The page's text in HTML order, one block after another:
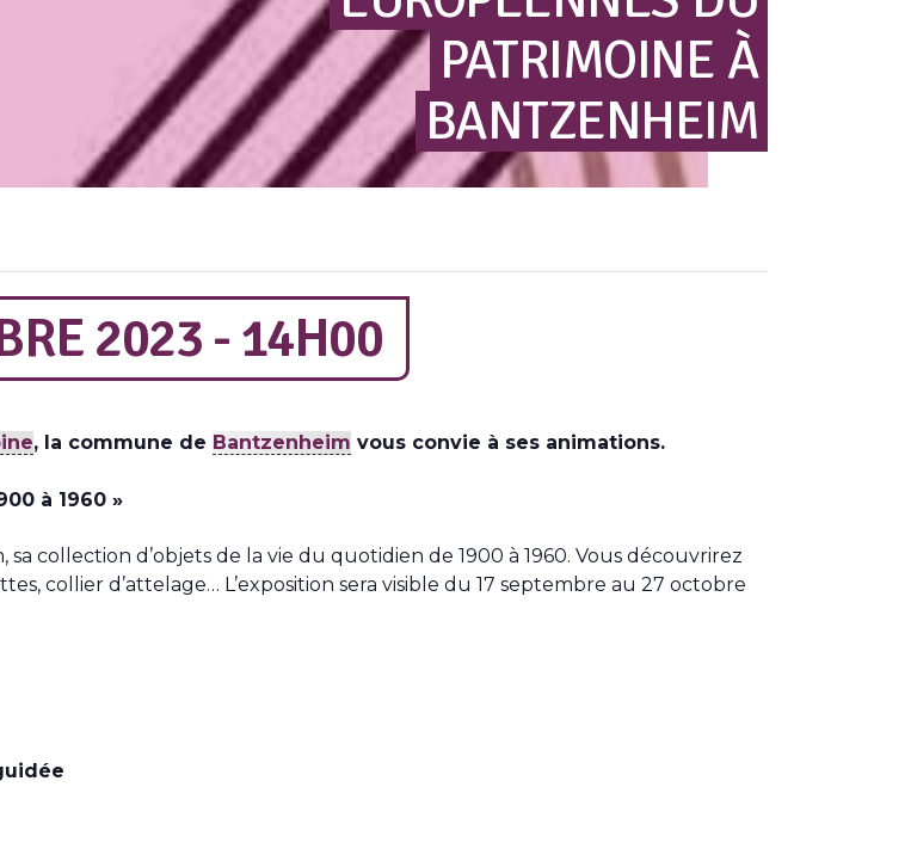
PATRIMOINE À
BANTZENHEIM
2023 - 14H00
, la commune de Bantzenheim vous convie à ses animations.
à 1960 »
collection d’objets de la vie du quotidien de 1900 à 1960. Vous découvrirez
collier d’attelage… L’exposition sera visible du 17 septembre au 27 octobre